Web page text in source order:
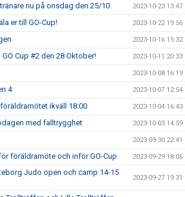
nu på onsdag den 25/10. 2023-10-23 13:47
er till GO-Cup! 2023-10-22 19:56
2023-10-16 15:32
Cup #2 den 28 Oktober! 2023-10-11 20:33
2023-10-08 16:19
4 2023-10-07 12:54
ikväll 18:00 2023-10-04 16:43
med falltrygghet 2023-10-03 14:59
2023-09-30 22:41
föräldramöte och inför GO-Cup 2023-09-29 18:06
Judo open och camp 14-15
2023-09-27 19:31